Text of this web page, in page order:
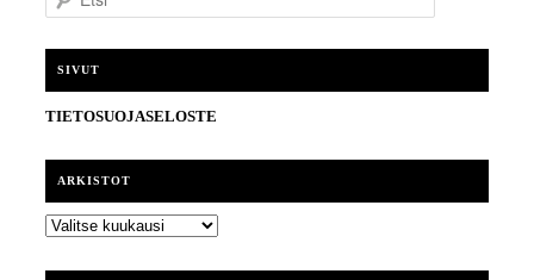
SIVUT
TIETOSUOJASELOSTE
ARKISTOT
ARKISTOT